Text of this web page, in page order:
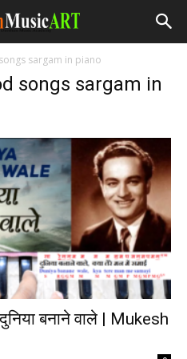
sargam in piano
songs sargam in
बनाने वाले | Mukesh